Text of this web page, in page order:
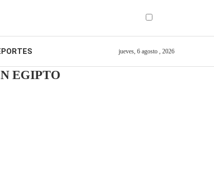
jueves, 6 agosto , 2026
EGIPTO